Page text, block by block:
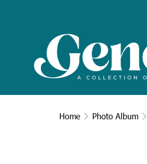
Home Photo Album